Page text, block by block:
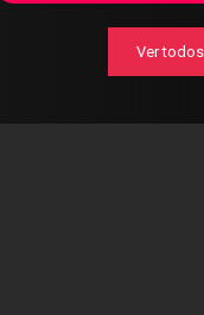
Ver todos